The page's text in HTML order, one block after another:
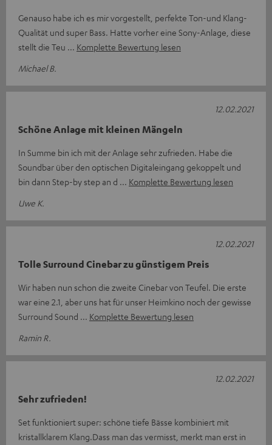
Genauso habe ich es mir vorgestellt, perfekte Ton-und Klang-
Qualität und super Bass. Hatte vorher eine Sony-Anlage, diese
stellt die Teu
Komplette Bewertung lesen
Michael B.
Schöne Anlage mit kleinen Mängeln
In Summe bin ich mit der Anlage sehr zufrieden. Habe die
Soundbar über den optischen Digitaleingang gekoppelt und
bin dann Step-by step an d
Komplette Bewertung lesen
Uwe K.
12.02.2021
Tolle Surround Cinebar zu günstigem Preis
Wir haben nun schon die zweite Cinebar von Teufel. Die erste
war eine 2.1, aber uns hat für unser Heimkino noch der gewisse
Surround Sound
Komplette Bewertung lesen
Ramin R.
12.02.2021
Sehr zufrieden!
Set funktioniert super: schöne tiefe Bässe kombiniert mit
kristallklarem Klang.Dass man das vermisst, merkt man erst in
12.02.2021